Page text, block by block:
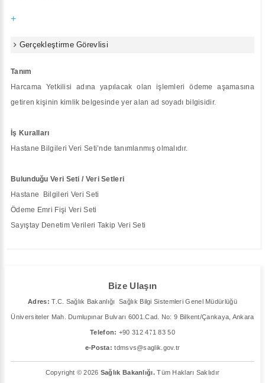
+
Gerçekleştirme Görevlisi
Tanım
Harcama Yetkilisi adına yapılacak olan işlemleri ödeme aşamasına
getiren kişinin kimlik belgesinde yer alan ad soyadı bilgisidir.
İş Kuralları
Hastane Bilgileri Veri Seti’nde tanımlanmış olmalıdır.
Bulunduğu Veri Seti / Veri Setleri
Hastane Bilgileri Veri Seti
Ödeme Emri Fişi Veri Seti
Sayıştay Denetim Verileri Takip Veri Seti
Bize Ulaşın
Adres:T.C. Sağlık Bakanlığı Sağlık Bilgi Sistemleri Genel Müdürlüğü
Üniversiteler Mah. Dumlupınar Bulvarı 6001.Cad. No: 9 Bilkent/Çankaya, Ankara
Telefon: +90 312 471 83 50
e-Posta:tdmsvs@saglik.gov.tr
Copyright © 2026 Sağlık Bakanlığı.Tüm Hakları Saklıdır